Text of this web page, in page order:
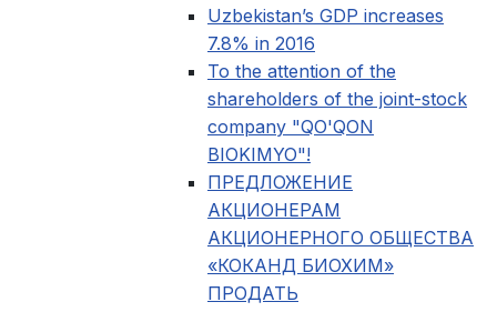
Uzbekistan’s GDP increases
7.8% in 2016
To the attention of the
shareholders of the joint-stock
company "QO'QON
BIOKIMYO"!
ПРЕДЛОЖЕНИЕ
АКЦИОНЕРАМ
АКЦИОНЕРНОГО ОБЩЕСТВА
«КОКАНД БИОХИМ»
ПРОДАТЬ